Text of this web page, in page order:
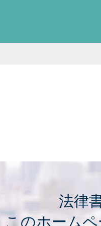
法律
このホーム